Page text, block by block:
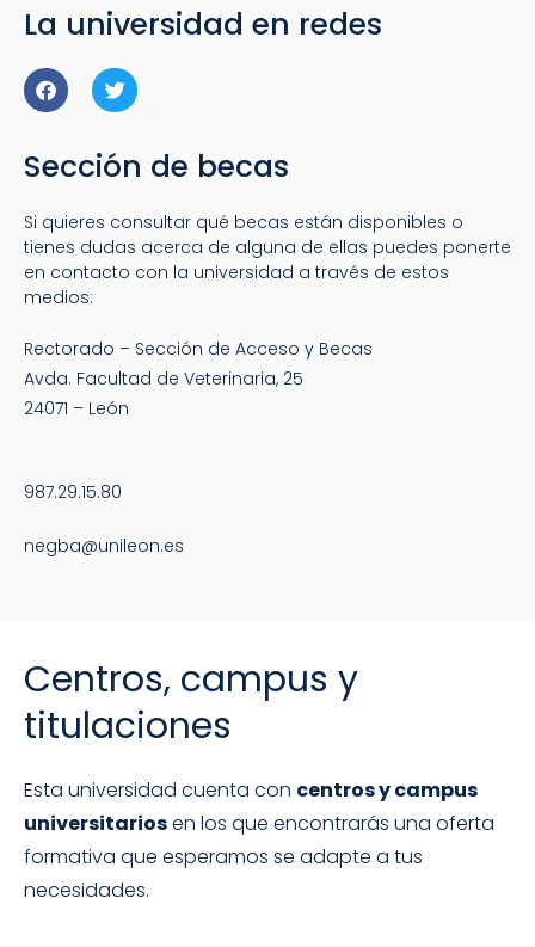
La universidad en redes
FacebookTwitter
Sección de becas
Si quieres consultar qué becas están disponibles o
tienes dudas acerca de alguna de ellas puedes ponerte
en contacto con la universidad a través de estos
medios:
Rectorado – Sección de Acceso y Becas
Avda. Facultad de Veterinaria, 25
24071 – León
987.29.15.80
negba@unileon.es
Centros, campus y
titulaciones
Esta universidad cuenta con centros y campus
universitariosen los que encontrarás una oferta
formativa que esperamos se adapte a tus
necesidades.